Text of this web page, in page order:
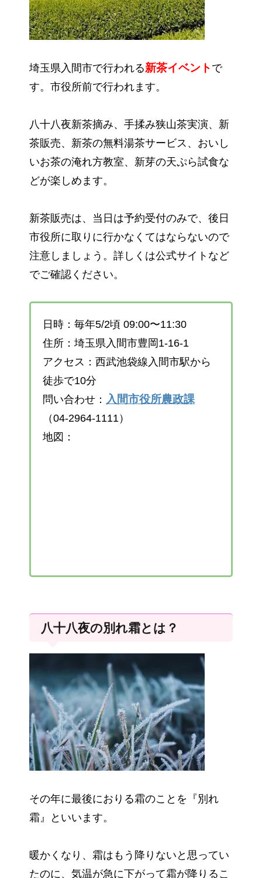
埼玉県入間市で行われる新茶イベント で
す。市役所前で行われます。
八十八夜新茶摘み、手揉み狭山茶実演、新
茶販売、新茶の無料湯茶サービス、おいし
いお茶の淹れ方教室、新芽の天ぷら試食な
どが楽しめます。
新茶販売は、当日は予約受付のみで、後日
市役所に取りに行かなくてはならないので
注意しましょう。詳しくは公式サイトなど
でご確認ください。
日時：毎年5/2頃 09:00〜11:30
住所：埼玉県入間市豊岡1-16-1
アクセス：西武池袋線入間市駅から
徒歩で10分
問い合わせ： 入間市役所農政課
（04-2964-1111）
地図：
八十八夜の別れ霜とは？
その年に最後におりる霜のことを『別れ
霜』といいます。
暖かくなり、霜はもう降りないと思ってい
たのに、気温が急に下がって霜が降りるこ